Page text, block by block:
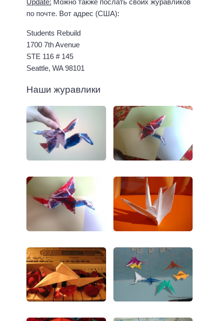
Update: Можно также послать своих журавликов
по почте. Вот адрес (США):
Students Rebuild
1700 7th Avenue
STE 116 # 145
Seattle, WA 98101
Наши журавлики